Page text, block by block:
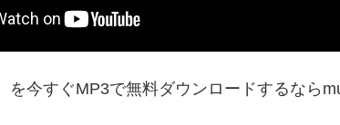
を今すぐMP3で無料ダウンロードするなら